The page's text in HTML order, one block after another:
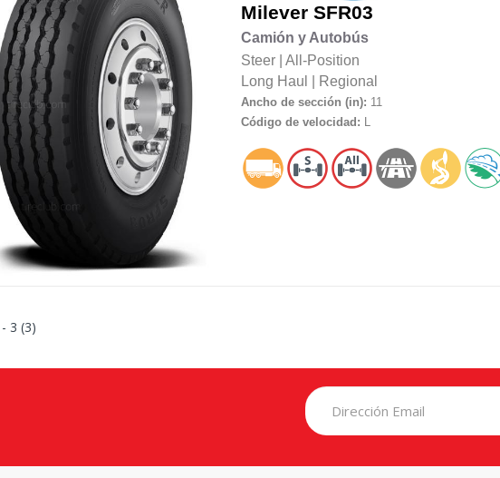
Milever SFR03
Camión y Autobús
Steer| All-Position
Long Haul
Regional
Ancho de sección (in): 11
Código de velocidad: L
3 (3)